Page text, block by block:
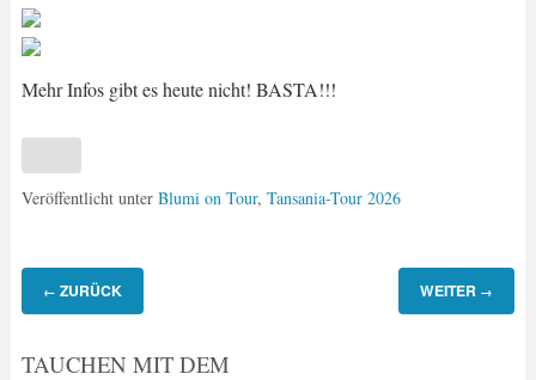
Mehr Infos gibt es heute nicht! BASTA!!!
Veröffentlicht unter Blumi on Tour, Tansania-Tour 2026
← ZURÜCK WEITER →
TAUCHEN MIT DEM